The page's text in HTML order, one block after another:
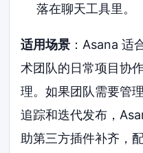
落在聊天工具里。
适用场景 ：Asana 适
术团队的日常项目协
理。如果团队需要管
追踪和迭代发布，
助第三方插件补齐，